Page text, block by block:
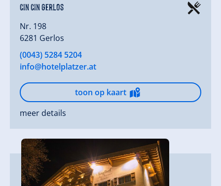
Cin Cin Gerlos
Nr. 198
6281 Gerlos
(0043) 5284 5204
info@hotelplatzer.at
toon op kaart
meer details